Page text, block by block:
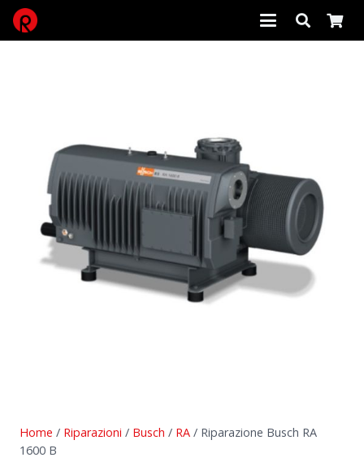
Home / Riparazioni / Busch / RA / Riparazione Busch RA
1600 B